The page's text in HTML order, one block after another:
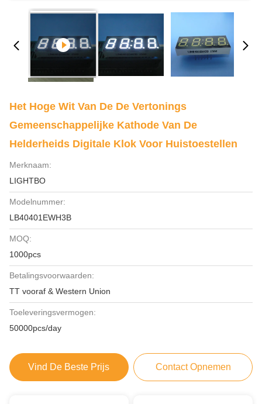
Het Hoge Wit Van De De Vertonings
Gemeenschappelijke Kathode Van De
Helderheids Digitale Klok Voor Huistoestellen
Merknaam:
LIGHTBO
Modelnummer:
LB40401EWH3B
MOQ:
1000pcs
Betalingsvoorwaarden:
TT vooraf & Western Union
Toeleveringsvermogen:
50000pcs/day
Vind De Beste Prijs Contact Opnemen